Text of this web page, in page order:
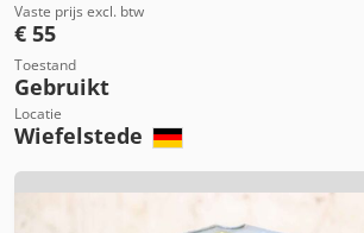
Vaste prijs excl. btw
€ 55
Toestand
Gebruikt
Locatie
Wiefelstede